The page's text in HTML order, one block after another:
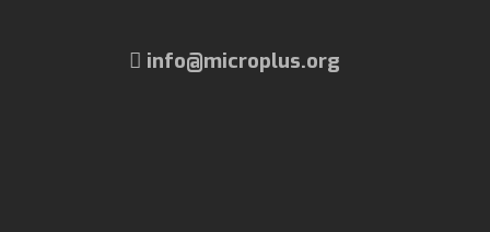
info@microplus.org